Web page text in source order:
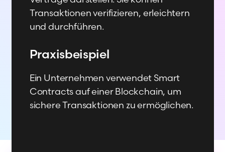
Transaktionen verifizieren, erleichtern
und durchführen.
Praxisbeispiel
Ein Unternehmen verwendet Smart
Contracts auf einer Blockchain, um
sichere Transaktionen zu ermöglichen.